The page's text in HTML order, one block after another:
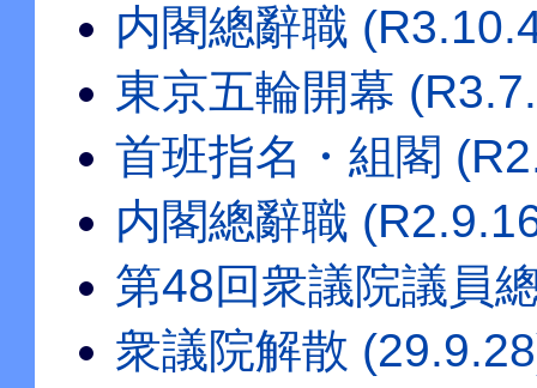
内閣總辭職
東京五輪開幕
首班指名・組閣
内閣總辭職
第48回衆議院議員
衆議院解散